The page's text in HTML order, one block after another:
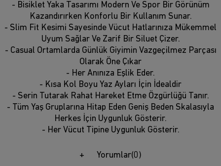
- Bisiklet Yaka Tasarımı Modern Ve Spor Bir Görünüm
Kazandırırken Konforlu Bir Kullanım Sunar.
- Slim Fit Kesimi Sayesinde Vücut Hatlarınıza Mükemmel
Uyum Sağlar Ve Zarif Bir Siluet Çizer.
- Casual Ortamlarda Günlük Giyimin Vazgeçilmez Parçası
Olarak Öne Çıkar
- Her Anınıza Eşlik Eder.
- Kısa Kol Boyu Yaz Ayları İçin İdealdir
- Serin Tutarak Rahat Hareket Etme Özgürlüğü Tanır.
- Tüm Yaş Gruplarına Hitap Eden Geniş Beden Skalasıyla
Herkes İçin Uygunluk Gösterir.
- Her Vücut Tipine Uygunluk Gösterir.
Yorumlar(0)